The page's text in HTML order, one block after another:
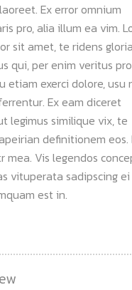
Ex error omnium
pro, alia illum ea vim.
sit amet, te ridens
qui, per enim veritus
etiam exerci dolore, usu
Ex eam diceret
legimus similique vix, te
definitionem eos.
mea. Vis legendos
vituperata sadipscing ei
est in.